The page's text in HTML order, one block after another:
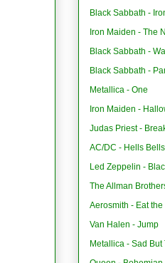
Black Sabbath -
Iron Maiden - The
Black Sabbath -
Black Sabbath -
Metallica - One
Iron Maiden -
Judas Priest -
AC/DC - Hells Bells
Led Zeppelin -
The Allman
Aerosmith - Eat the
Van Halen - Jump
Metallica - Sad But